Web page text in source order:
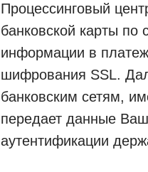
Процессинговый
банковской карты по
информации в
шифрования SSL.
банковским сетям,
передает данные
аутентификации